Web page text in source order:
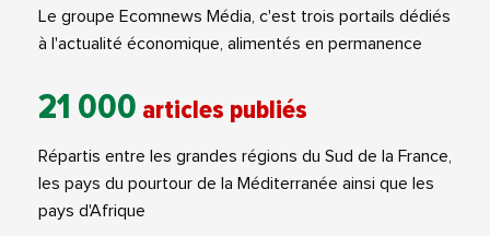
Le groupe Ecomnews Média, c'est trois portails dédiés
à l'actualité économique, alimentés en permanence
21 000 articles publiés
Répartis entre les grandes régions du Sud de la France,
les pays du pourtour de la Méditerranée ainsi que les
pays d'Afrique